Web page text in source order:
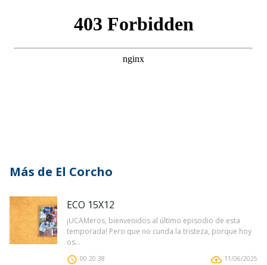
Más de El Corcho
ECO 15X12
¡UCAMeros, bienvenidos al último episodio de esta
temporada! Pero que no cunda la tristeza, porque hoy
os...
00:20:38 11/06/2025